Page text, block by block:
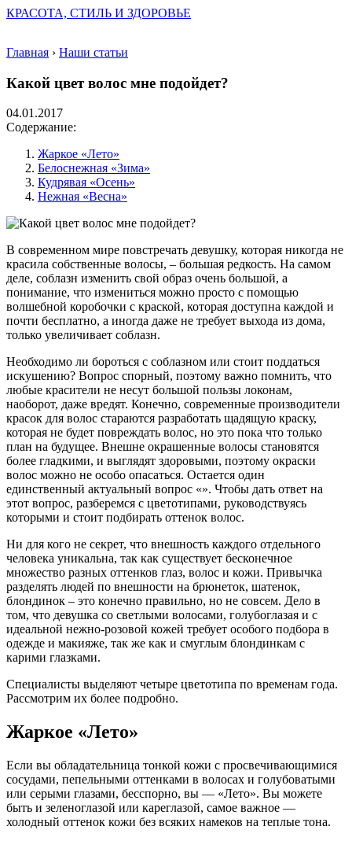
КРАСОТА, СТИЛЬ И ЗДОРОВЬЕ
Главная › Наши статьи
Какой цвет волос мне подойдет?
04.01.2017
Содержание:
Жаркое «Лето»
Белоснежная «Зима»
Кудрявая «Осень»
Нежная «Весна»
В современном мире повстречать девушку, которая никогда не
красила собственные волосы, – большая редкость. На самом
деле, соблазн изменить свой образ очень большой, а
понимание, что измениться можно просто с помощью
волшебной коробочки с краской, которая доступна каждой и
почти бесплатно, а иногда даже не требует выхода из дома,
только увеличивает соблазн.
Необходимо ли бороться с соблазном или стоит поддаться
искушению? Вопрос спорный, поэтому важно помнить, что
любые красители не несут большой пользы локонам,
наоборот, даже вредят. Конечно, современные производители
красок для волос стараются разработать щадящую краску,
которая не будет повреждать волос, но это пока что только
план на будущее. Внешне окрашенные волосы становятся
более гладкими, и выглядят здоровыми, поэтому окраски
волос можно не особо опасаться. Остается один
единственный актуальный вопрос «». Чтобы дать ответ на
этот вопрос, разберемся с цветотипами, руководствуясь
которыми и стоит подбирать оттенок волос.
Ни для кого не секрет, что внешность каждого отдельного
человека уникальна, так как существует бесконечное
множество разных оттенков глаз, волос и кожи. Привычка
разделять людей по внешности на брюнеток, шатенок,
блондинок – это конечно правильно, но не совсем. Дело в
том, что девушка со светлыми волосами, голубоглазая и с
идеальной нежно-розовой кожей требует особого подбора в
одежде и макияже, так же как и смуглым блондинкам с
карими глазками.
Специалисты выделяют четыре цветотипа по временам года.
Рассмотрим их более подробно.
Жаркое «Лето»
Если вы обладательница тонкой кожи с просвечивающимися
сосудами, пепельными оттенками в волосах и голубоватыми
или серыми глазами, бесспорно, вы — «Лето». Вы можете
быть и зеленоглазой или кареглазой, самое важное —
холодный оттенок кожи без всяких намеков на теплые тона.